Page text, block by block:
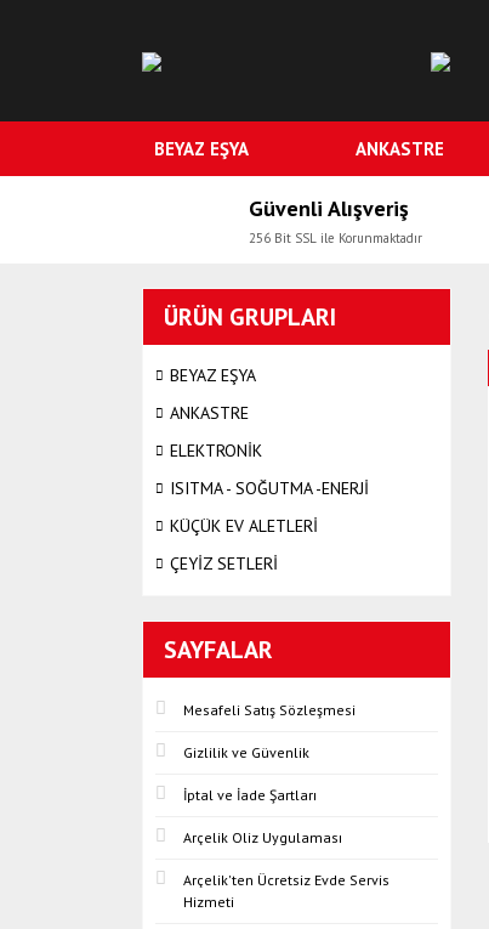
BEYAZ EŞYA ANKASTRE
Güvenli Alışveriş
256 Bit SSL ile Korunmaktadır
ÜRÜN GRUPLARI
BEYAZ EŞYA
ANKASTRE
ELEKTRONİK
ISITMA - SOĞUTMA -ENERJİ
KÜÇÜK EV ALETLERİ
ÇEYİZ SETLERİ
SAYFALAR
Mesafeli Satış Sözleşmesi
Gizlilik ve Güvenlik
İptal ve İade Şartları
Arçelik Oliz Uygulaması
Arçelik'ten Ücretsiz Evde Servis
Hizmeti